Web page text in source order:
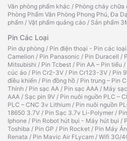
Văn phòng phẩm khác / Phòng cháy chữa
Phòng Phẩm Văn Phòng Phong Phú, Đa
phẩm / Vật phẩm quảng cáo / Sản phẩm
Pin Các Loại
Pin dự phòng / Pin điện thoại - Pin các loại
Camelion / Pin Panasonic / Pin Duracell /
Mitsubishi / Pin Tcbest / Pin AA – Pin tiểu /
cúc áo / Pin Cr2-3V / Pin Cr123-3V / Pin
điều khiển / Pin đồng hồ / Pin trung – Pin C
Thính / Pin sạc AA / Pin sạc AAA / Máy
AAA / Sạc pin 9V / Pin nuôi nguồn PLC –
PLC – CNC 3v Lithium / Pin nuôi nguồn
18650 3.7V / Pin Sạc 3.7v Li-Polymer /
Iphone / Pin Robot hút bụi - Máy hút bụi /
Toshiba / Pin GP / Pin Rocket / Pin Máy
Renata / Pin Mavic Air FLycam / Wifi 3G/